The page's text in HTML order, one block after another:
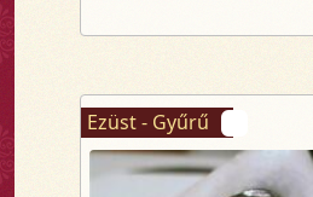
Ezüst - Gyűrű